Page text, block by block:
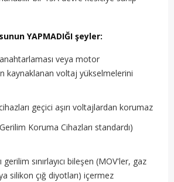
YAPMADIĞI şeyler:
anahtarlaması veya motor
kaynaklanan voltaj yükselmelerini
geçici aşırı voltajlardan korumaz
Koruma Cihazları standardı)
gerilim sınırlayıcı bileşen (MOV'ler, gaz
silikon çığ diyotları) içermez